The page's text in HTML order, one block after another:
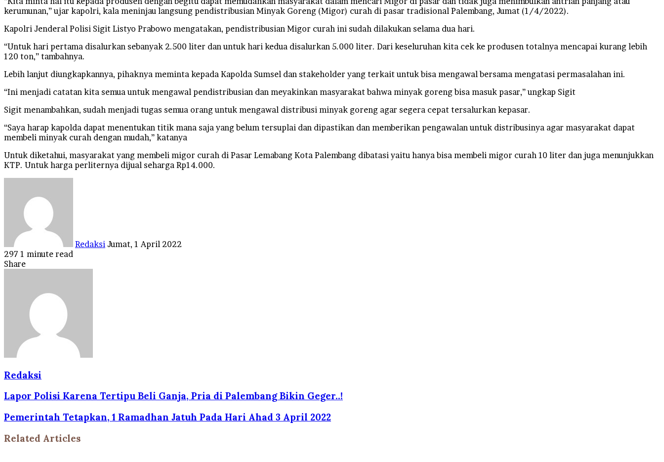
kerumunan,” ujar kapolri, kala meninjau langsung pendistribusian Minyak Goreng (Migor) curah di pasar tradisional Palembang, Jumat (1/4/2022).
Kapolri Jenderal Polisi Sigit Listyo Prabowo mengatakan, pendistribusian Migor curah ini sudah dilakukan selama dua hari.
“Untuk hari pertama disalurkan sebanyak 2.500 liter dan untuk hari kedua disalurkan 5.000 liter. Dari keseluruhan kita cek ke produsen totalnya mencapai kurang lebih
120 ton,” tambahnya.
Lebih lanjut diungkapkannya, pihaknya meminta kepada Kapolda Sumsel dan stakeholder yang terkait untuk bisa mengawal bersama mengatasi permasalahan ini.
“Ini menjadi catatan kita semua untuk mengawal pendistribusian dan meyakinkan masyarakat bahwa minyak goreng bisa masuk pasar,” ungkap Sigit
Sigit menambahkan, sudah menjadi tugas semua orang untuk mengawal distribusi minyak goreng agar segera cepat tersalurkan kepasar.
“Saya harap kapolda dapat menentukan titik mana saja yang belum tersuplai dan dipastikan dan memberikan pengawalan untuk distribusinya agar masyarakat dapat
membeli minyak curah dengan mudah,” katanya
Untuk diketahui, masyarakat yang membeli migor curah di Pasar Lemabang Kota Palembang dibatasi yaitu hanya bisa membeli migor curah 10 liter dan juga menunjukkan
KTP. Untuk harga perliternya dijual seharga Rp14.000.
Redaksi Jumat, 1 April 2022
297 1 minute read
Facebook
Twitter
LinkedIn
Tumblr
Pinterest
Reddit
VKontakte
Odnoklassniki
Pocket
Share
Redaksi
Lapor Polisi Karena Tertipu Beli Ganja, Pria di Palembang Bikin Geger..!
Pemerintah Tetapkan, 1 Ramadhan Jatuh Pada Hari Ahad 3 April 2022
Related Articles